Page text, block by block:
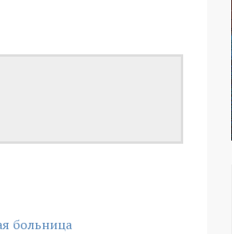
больница